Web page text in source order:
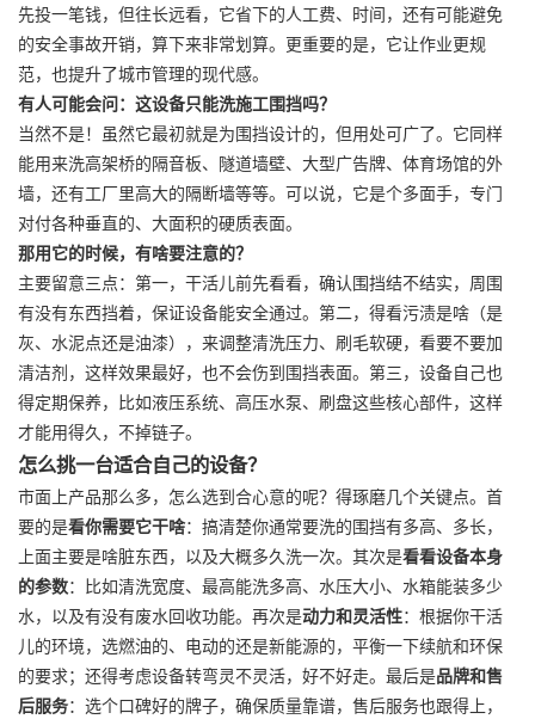
先投一笔钱，但往长远看，它省下的人工费、时间，还有可能避免
的安全事故开销，算下来非常划算。更重要的是，它让作业更规
范，也提升了城市管理的现代感。
有人可能会问：这设备只能洗施工围挡吗？
当然不是！虽然它最初就是为围挡设计的，但用处可广了。它同样
能用来洗高架桥的隔音板、隧道墙壁、大型广告牌、体育场馆的外
墙，还有工厂里高大的隔断墙等等。可以说，它是个多面手，专门
对付各种垂直的、大面积的硬质表面。
那用它的时候，有啥要注意的？
主要留意三点：第一，干活儿前先看看，确认围挡结不结实，周围
有没有东西挡着，保证设备能安全通过。第二，得看污渍是啥（是
灰、水泥点还是油漆），来调整清洗压力、刷毛软硬，看要不要加
清洁剂，这样效果最好，也不会伤到围挡表面。第三，设备自己也
得定期保养，比如液压系统、高压水泵、刷盘这些核心部件，这样
才能用得久，不掉链子。
怎么挑一台适合自己的设备？
市面上产品那么多，怎么选到合心意的呢？得琢磨几个关键点。首
要的是看你需要它干啥：搞清楚你通常要洗的围挡有多高、多长，
上面主要是啥脏东西，以及大概多久洗一次。其次是看看设备本身
的参数：比如清洗宽度、最高能洗多高、水压大小、水箱能装多少
水，以及有没有废水回收功能。再次是动力和灵活性：根据你干活
儿的环境，选燃油的、电动的还是新能源的，平衡一下续航和环保
的要求；还得考虑设备转弯灵不灵活，好不好走。最后是品牌和售
后服务：选个口碑好的牌子，确保质量靠谱，售后服务也跟得上，